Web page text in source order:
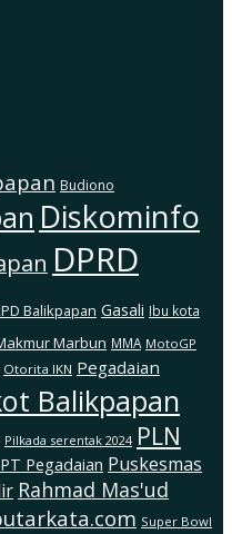
Budiono
Diskominfo
DPRD
Balikpapan Gasali Ibu kota
Marbun MMA MotoGP
Otorita IKN Pegadaian
Balikpapan
Pilkada serentak 2024 PLN
PT Pegadaian Puskesmas
Rahmad Mas'ud
Super Bowl